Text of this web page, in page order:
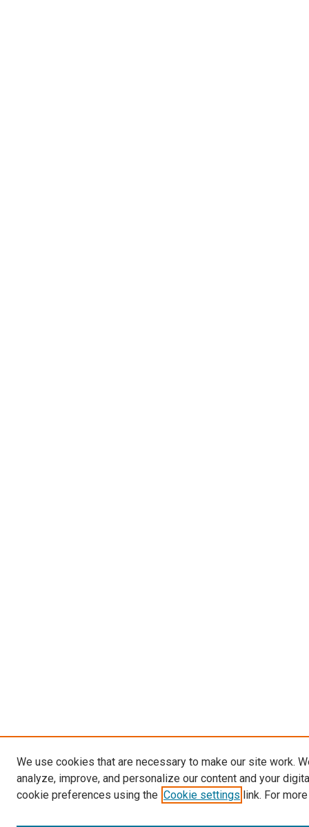
We use cookies that are necessary to make our site work.
analyze, improve, and personalize our content and your
cookie preferences using the Cookie settings link. For